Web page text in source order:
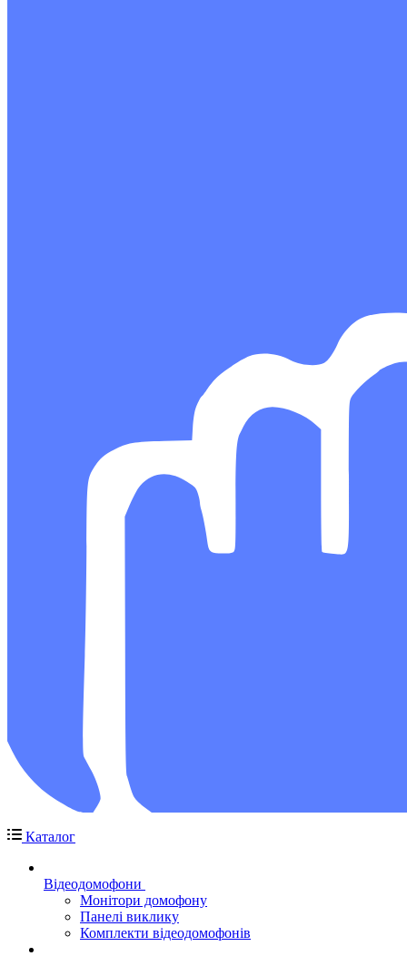
Каталог
Відеодомофони
Монітори домофону
Панелі виклику
Комплекти відеодомофонів